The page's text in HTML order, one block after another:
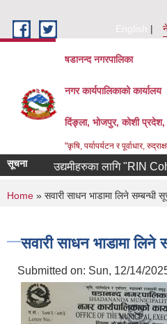
English
षडानन्द नगरपालिका
नगर कार्यपालिकाको कार्यालय
दिंङ्ला, भोजपुर, कोशी
"कृषि, पर्यापर्यटन र पूर्वाधार,
सूचनाफर्केका उद्यमीहरुका लागि "RIN
You are here
Home » सवारी साधन भाडामा लिने सम्बन्धी
सवारी साधन भाडामा लिने
Submitted on: Sun, 12/14/